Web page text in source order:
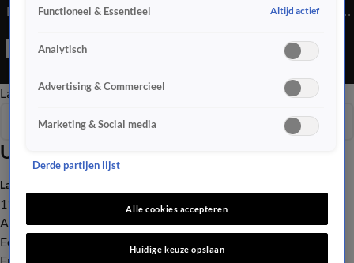
Editie uit seizoen 2025 hier. Deze aflevering is uitgezonden op
Ochtend Editie is een Nieuws programma
Late EditieOchtend EditieVroege Editie
Uitzendingen
Seizoen 2025
Laatste nieuws
112
Advies & Tips
Economie
Functioneel & Essentieel Altijd actief
Analytisch
Advertising & Commercieel
Marketing & Social media
Derde partijen lijst
Alle cookies accepteren
Huidige keuze opslaan